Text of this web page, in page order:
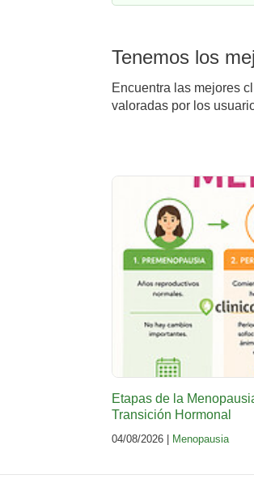
Tenemos los
Encuentra las mejores
valoradas por los
Etapas de la
Transición Hormonal
04/08/2026 | Menopausia